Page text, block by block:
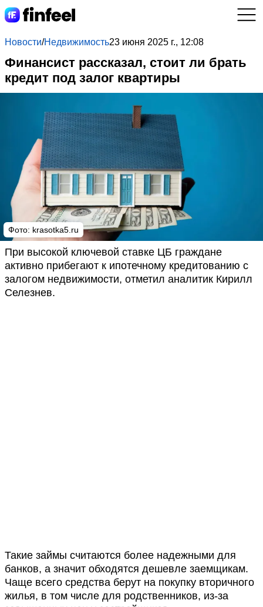
Новости/Недвижимость23 июня 2025 г., 12:08
Финансист рассказал, стоит ли брать
кредит под залог квартиры
Фото: krasotka5.ru
При высокой ключевой ставке ЦБ граждане
активно прибегают к ипотечному кредитованию с
залогом недвижимости, отметил аналитик Кирилл
Селезнев.
Такие займы считаются более надежными для
банков, а значит обходятся дешевле заемщикам.
Чаще всего средства берут на покупку вторичного
жилья, в том числе для родственников, из-за